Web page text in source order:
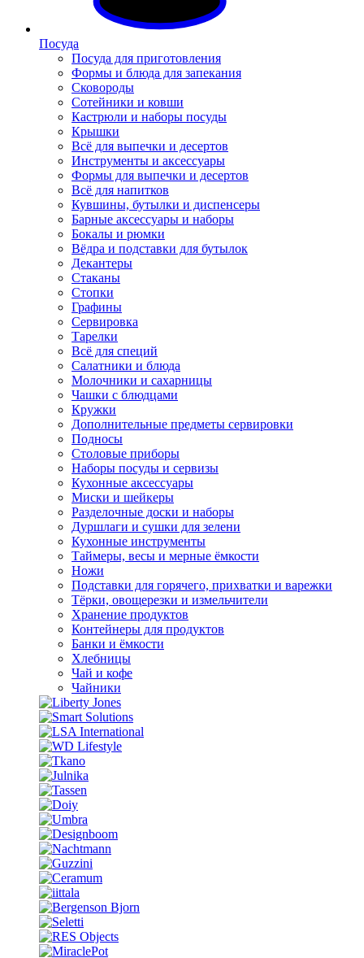
Посуда
Посуда для приготовления
Формы и блюда для запекания
Сковороды
Сотейники и ковши
Кастрюли и наборы посуды
Крышки
Всё для выпечки и десертов
Инструменты и аксессуары
Формы для выпечки и десертов
Всё для напитков
Кувшины, бутылки и диспенсеры
Барные аксессуары и наборы
Бокалы и рюмки
Вёдра и подставки для бутылок
Декантеры
Стаканы
Стопки
Графины
Сервировка
Тарелки
Всё для специй
Салатники и блюда
Молочники и сахарницы
Чашки с блюдцами
Кружки
Дополнительные предметы сервировки
Подносы
Столовые приборы
Наборы посуды и сервизы
Кухонные аксессуары
Миски и шейкеры
Разделочные доски и наборы
Дуршлаги и сушки для зелени
Кухонные инструменты
Таймеры, весы и мерные ёмкости
Ножи
Подставки для горячего, прихватки и варежки
Тёрки, овощерезки и измельчители
Хранение продуктов
Контейнеры для продуктов
Банки и ёмкости
Хлебницы
Чай и кофе
Чайники